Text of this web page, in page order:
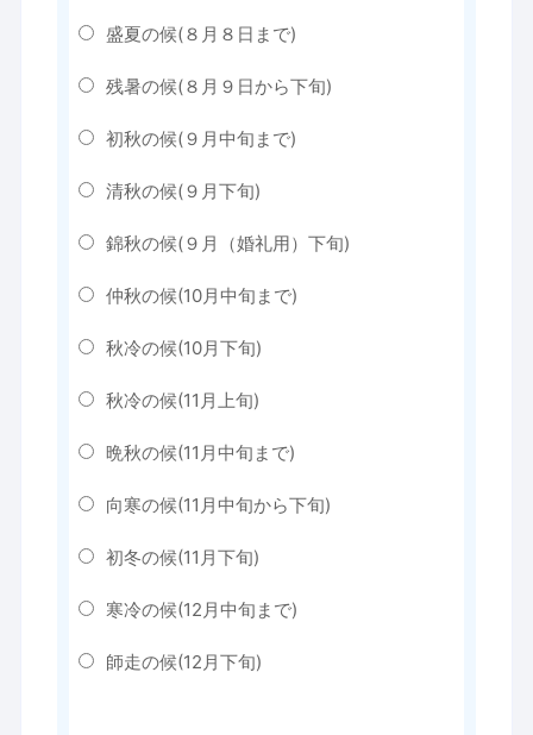
盛夏の候(８月８日まで)
残暑の候(８月９日から下旬)
初秋の候(９月中旬まで)
清秋の候(９月下旬)
錦秋の候(９月（婚礼用）下旬)
仲秋の候(10月中旬まで)
秋冷の候(10月下旬)
秋冷の候(11月上旬)
晩秋の候(11月中旬まで)
向寒の候(11月中旬から下旬)
初冬の候(11月下旬)
寒冷の候(12月中旬まで)
師走の候(12月下旬)